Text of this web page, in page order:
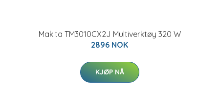
Makita TM3010CX2J Multiverktøy 320 W
2896 NOK
KJØP NÅ